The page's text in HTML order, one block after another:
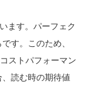
ます。パーフェク
す。このため、
ストパフォーマン
読む時の期待値